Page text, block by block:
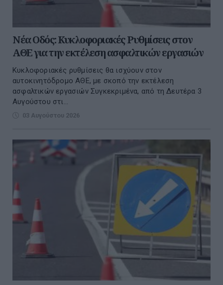
Νέα Οδός: Κυκλοφοριακές Ρυθμίσεις στον
ΑΘΕ για την εκτέλεση ασφαλτικών εργασιών
Κυκλοφοριακές ρυθμίσεις θα ισχύουν στον
αυτοκινητόδρομο ΑΘΕ, με σκοπό την εκτέλεση
ασφαλτικών εργασιών Συγκεκριμένα, από τη Δευτέρα 3
Αυγούστου στι...
03 Αυγούστου 2026